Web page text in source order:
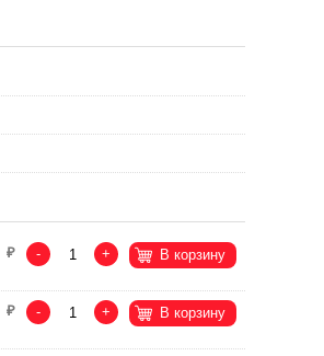
- + В корзину
- + В корзину